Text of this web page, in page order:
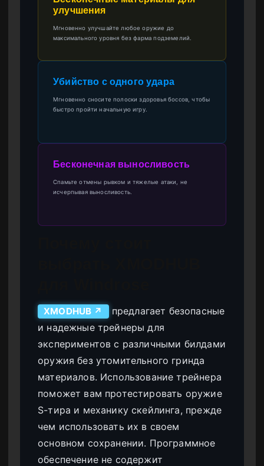
улучшения
Мгновенно улучшайте любое оружие до
максимального уровня без фарма подземелий.
Убийство с одного удара
Мгновенно сносите полоски здоровья боссов, чтобы
быстро пройти начальную игру.
Бесконечная выносливость
Спамьте отмены рывком и тяжелые атаки, не
исчерпывая выносливость.
XMODHUB ↗
предлагает безопасные
и надежные трейнеры для
экспериментов с различными билдами
оружия без утомительного гринда
материалов. Использование трейнера
поможет вам протестировать оружие
S-тира и механику скейлинга, прежде
чем использовать их в своем
основном сохранении. Программное
обеспечение не содержит